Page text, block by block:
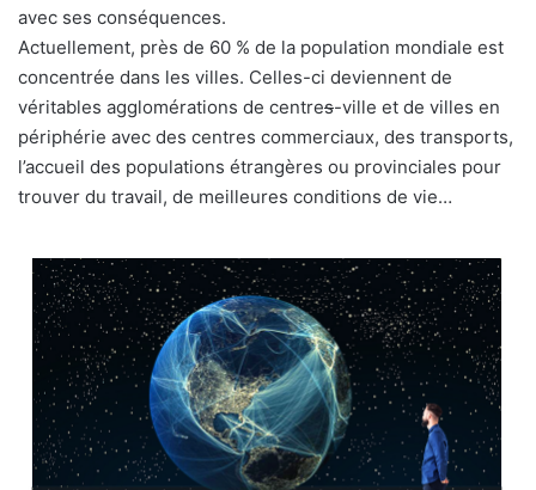
avec ses conséquences.
Actuellement, près de 60 % de la population mondiale est
concentrée dans les villes. Celles-ci deviennent de
véritables agglomérations de centres-ville et de villes en
périphérie avec des centres commerciaux, des transports,
l’accueil des populations étrangères ou provinciales pour
trouver du travail, de meilleures conditions de vie…